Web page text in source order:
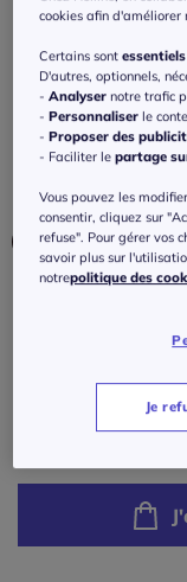
Veste légère
Réf : 428.754.004
Couleur :noir
Choisir une
Veuillez
En stock
38/40 -En stock
En stock
40€
cookies afin d'améliorer
Certains sontessentiels
D'autres, optionnels,
-Analyser notre trafic
-Personnaliser le
-Proposer des
- Faciliter lepartage
Vous pouvez les
consentir, cliquez sur
refuse". Pour gérer vos
savoir plus sur
notrepolitique des
Je